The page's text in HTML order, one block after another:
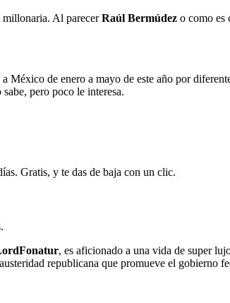
millonaria. Al parecerRaúl Bermúdez o como es
México de enero a mayo de este año por
pero poco le interesa.
Gratis, y te das de baja con un clic.
, es aficionado a una vida de super
republicana que promueve el gobierno